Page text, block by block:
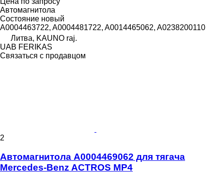
Автомагнитола
Состояние новый
A0004463722, A0004481722, A0014465062, A0238200110
Литва, KAUNO raj.
UAB FERIKAS
Связаться с продавцом
2
Автомагнитола A0004469062 для тягача
Mercedes-Benz ACTROS MP4